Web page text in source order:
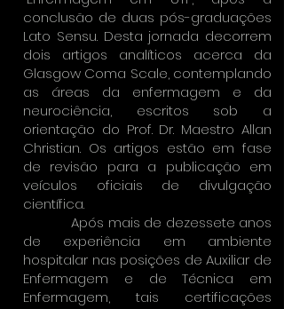
conclusão de duas pós-graduações
Lato Sensu. Desta jornada decorrem
dois artigos analíticos acerca da
Glasgow Coma Scale, contemplando
as áreas da enfermagem e da
neurociência, escritos sob a
orientação do Prof. Dr. Maestro Allan
Christian. Os artigos estão em fase
de revisão para a publicação em
veículos oficiais de divulgação
científica.
Após mais de dezessete anos
de experiência em ambiente
hospitalar nas posições de Auxiliar de
Enfermagem e de Técnica em
Enfermagem, tais certificações